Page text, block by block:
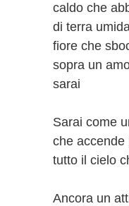
caldo che
di terra
fiore che
sopra un
sarai
Sarai come
che accende
tutto il cielo
Ancora un